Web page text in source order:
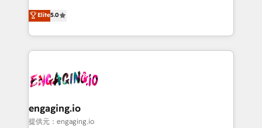
prospecting, follow-ups, service triage, and
knowledge retrieval—built in HubSpot. ⚡ Fast-Track
advanced optimization & adoption 📍 São Paulo, BR
• Des Moines, IA • New York, NY
previsibilidade de receita. Combinamos Revenue
Operations (RevOps) e Inteligência Artificial para
estruturar processos integrar sistemas organizar
dados e automatizar operações. O objetivo é
operacional de receita conectando equipes
Também somos distribuidores oficiais da HubSpot
e de mais de 150 softwares globais permitindo
Elite5.0
engaging.io
提供元：engaging.io